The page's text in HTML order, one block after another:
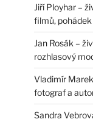
Jiří Ployhar –
filmů, pohádek
Jan Rosák –
rozhlasový
Vladimír
fotograf a
Sandra